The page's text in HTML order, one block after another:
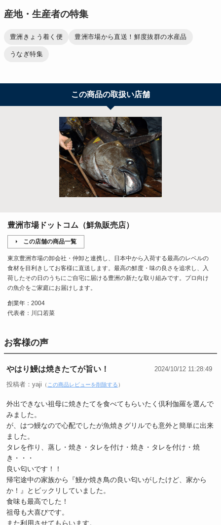
産地・生産者の特集
豊洲きょう着く便 豊洲市場から直送！鮮度抜群の水産品
うなぎ特集
この商品の取扱い店舗
豊洲市場ドットコム（鮮魚販売店）
この店舗の商品一覧
東京豊洲市場の卸会社・仲卸と連携し、日本中から入荷する最高のレベルの
食材を目利きしてお客様に直送します。最高の鮮度・味の良さを追求し、入
荷したその日のうちにご自宅に届ける豊洲の新たな取り組みです。プロ向け
の魚介をご家庭にお届けします。
創業年：2004
代表者：川口若菜
お客様の声
やはり鰻は焼きたてが旨い！ 2024/10/12 11:28:49
投稿者：yaji （ この商品レビューを削除する ）
外出できない祖母に焼きたてを食べてもらいたく倶利伽羅を選んで
みました。
が、はつ鰻なので心配でしたが魚焼きグリルでも意外と簡単に出来
ました。
タレを作り、蒸し・焼き・タレを付け・焼き・タレを付け・焼
き・・・
良い匂いです！！
帰宅途中の家族から『鰻か焼き鳥の良い匂いがしたけど、家から
か！』とビックリしていました。
食味も最高でした！
祖母も大喜びです。
また利用させてもらいます。